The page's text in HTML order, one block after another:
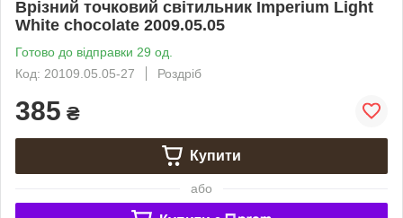
Врізний точковий світильник Imperium Light
White chocolate 2009.05.05
Готово до відправки 29 од.
Код: 20109.05.05-27
Роздріб
385 ₴
Купити
або